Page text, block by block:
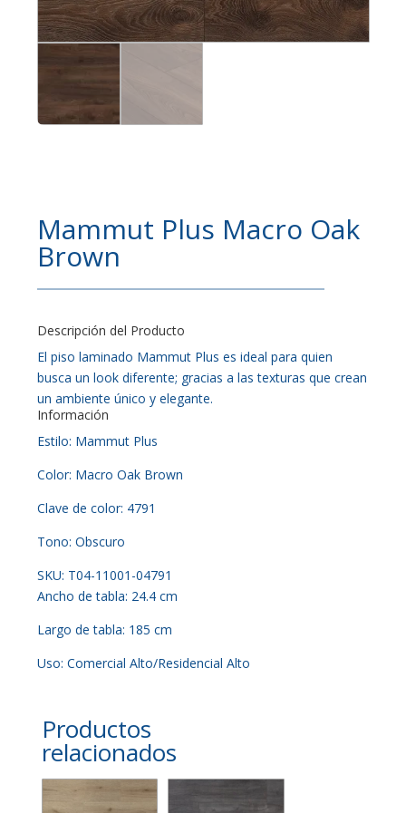
Mammut Plus Macro Oak
Brown
Descripción del Producto
El piso laminado Mammut Plus es ideal para quien
busca un look diferente; gracias a las texturas que crean
un ambiente único y elegante.
Información
Estilo: Mammut Plus
Color: Macro Oak Brown
Clave de color: 4791
Tono: Obscuro
SKU: T04-11001-04791
Ancho de tabla: 24.4 cm
Largo de tabla: 185 cm
Uso: Comercial Alto/Residencial Alto
Productos
relacionados